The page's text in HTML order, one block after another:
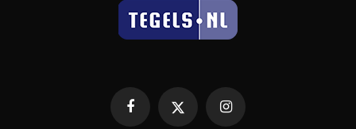
Facebook Instagram